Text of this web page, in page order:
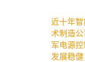
近十年
术制造
军电源
发展稳